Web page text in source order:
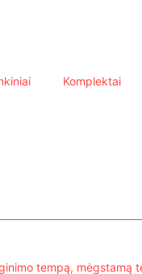
Komplektai
tempą,